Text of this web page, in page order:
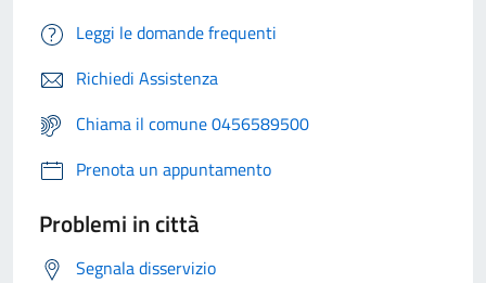
Leggi le domande frequenti
Richiedi Assistenza
Chiama il comune 0456589500
Prenota un appuntamento
Problemi in città
Segnala disservizio